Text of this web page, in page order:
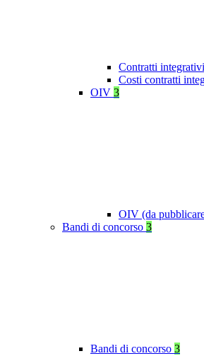
Contratti integrativi
Costi contratti
OIV 3
OIV (da
Bandi di concorso 3
Bandi di concorso 3